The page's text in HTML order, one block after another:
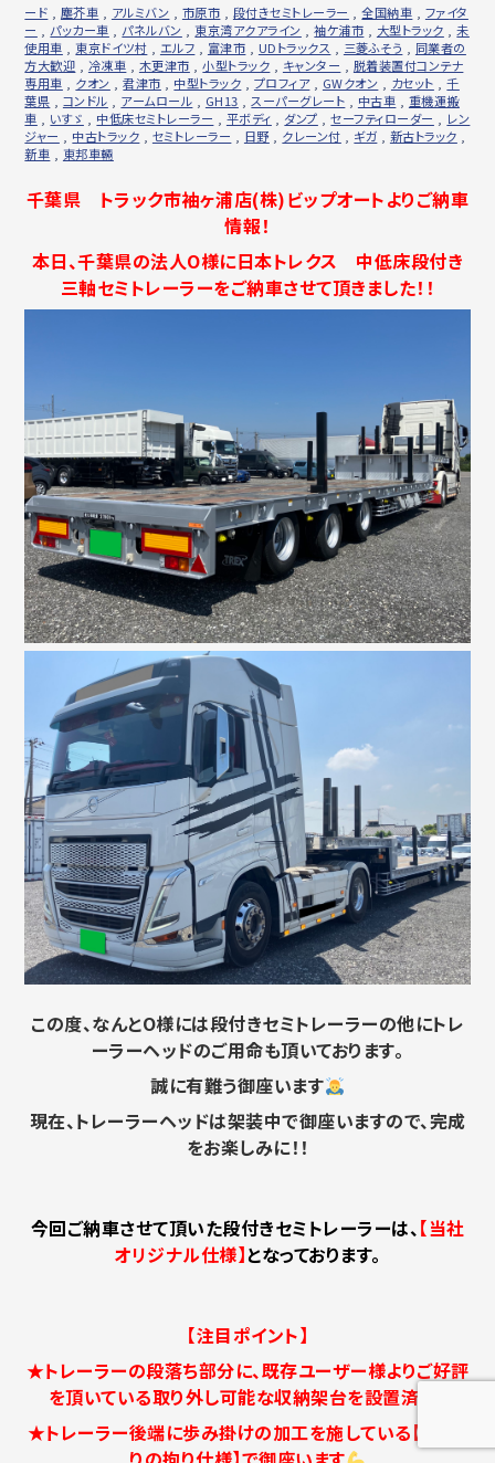
ード
塵芥車 アルミバン 市原市 段付きセミトレーラー ,全国納車
ファイタ
ー
パッカー車 パネルバン 東京湾アクアライン ,袖ケ浦市 大型トラック ,未
使用車
東京ドイツ村 エルフ 富津市 UDトラックス 三菱ふそう
同業者の
方大歓迎
冷凍車 木更津市 ,小型トラック キャンター
脱着装置付コンテナ
専用車
クオン ,君津市 中型トラック プロフィア, GWクオン カセット ,千
葉県
コンドル アームロール GH13 スーパーグレート 中古車
重機運搬
車
いすゞ 中低床セミトレーラー 平ボディ ダンプ ,セーフティローダー
レン
ジャー
中古トラック セミトレーラー 日野 クレーン付 ギガ 新古トラック
新車
東邦車輛
千葉県 トラック市袖ヶ浦店(株)ビップオートよりご納車
情報！
本日、千葉県の法人O様に日本トレクス 中低床段付き
三軸セミトレーラーをご納車させて頂きました！！
この度、なんとO様には段付きセミトレーラーの他にトレ
ーラーヘッドのご用命も頂いております。
誠に有難う御座います
現在、トレーラーヘッドは架装中で御座いますので、完成
をお楽しみに！！
今回ご納車させて頂いた段付きセミトレーラーは、【当社
オリジナル仕様】となっております。
【注目ポイント】
★トレーラーの段落ち部分に、既存ユーザー様よりご好評
を頂いている取り外し可能な収納架台を設置済み！
★トレーラー後端に歩み掛けの加工を施している【1台限